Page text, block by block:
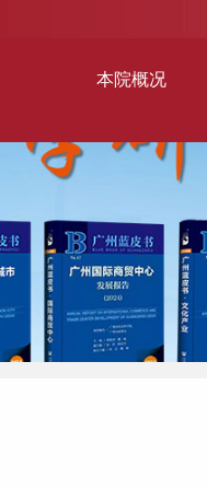
本院概况